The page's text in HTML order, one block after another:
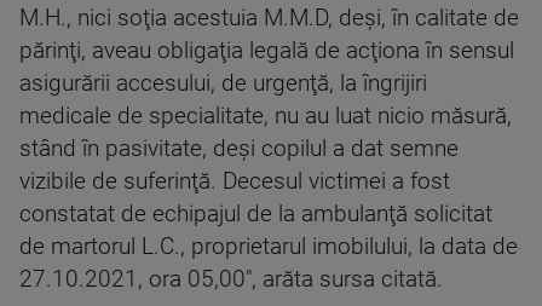
M.H., nici soţia acestuia M.M.D, deşi, în calitate de
părinţi, aveau obligaţia legală de acţiona în sensul
asigurării accesului, de urgenţă, la îngrijiri
medicale de specialitate, nu au luat nicio măsură,
stând în pasivitate, deşi copilul a dat semne
vizibile de suferinţă. Decesul victimei a fost
constatat de echipajul de la ambulanţă solicitat
de martorul L.C., proprietarul imobilului, la data de
27.10.2021, ora 05,00", arăta sursa citată.